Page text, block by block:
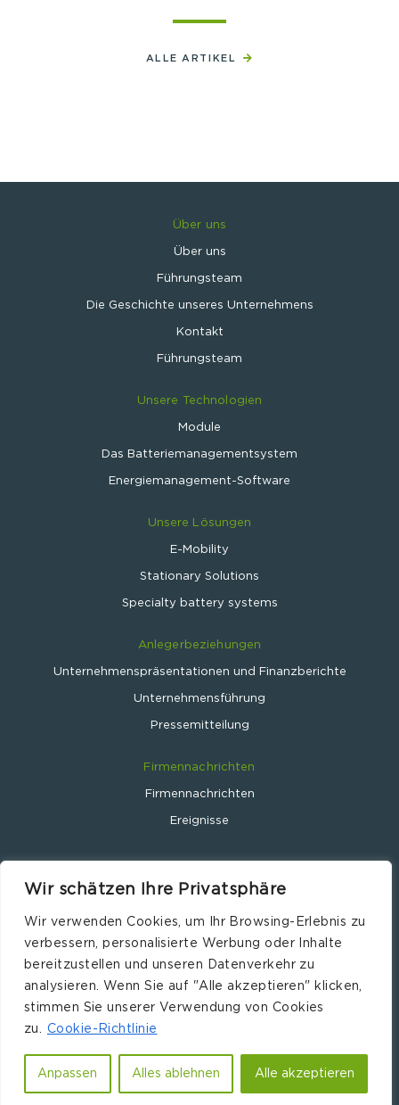
Wir schätzen Ihre Privatsphäre
Wir verwenden Cookies, um Ihr Browsing-Erlebnis zu
verbessern, personalisierte Werbung oder Inhalte
bereitzustellen und unseren Datenverkehr zu
analysieren. Wenn Sie auf "Alle akzeptieren" klicken,
stimmen Sie unserer Verwendung von Cookies
zu. Cookie-Richtlinie
Anpassen Alles ablehnen Alle akzeptieren
ALLE ARTIKEL
Über uns
Über uns
Führungsteam
Die Geschichte unseres Unternehmens
Kontakt
Führungsteam
Unsere Technologien
Module
Das Batteriemanagementsystem
Energiemanagement-Software
Unsere Lösungen
E-Mobility
Stationary Solutions
Specialty battery systems
Anlegerbeziehungen
Unternehmenspräsentationen und Finanzberichte
Unternehmensführung
Pressemitteilung
Firmennachrichten
Firmennachrichten
Ereignisse
Leclanché SA © 2024
Impressum
Verantwortlich
Datenschutzrichtlinie